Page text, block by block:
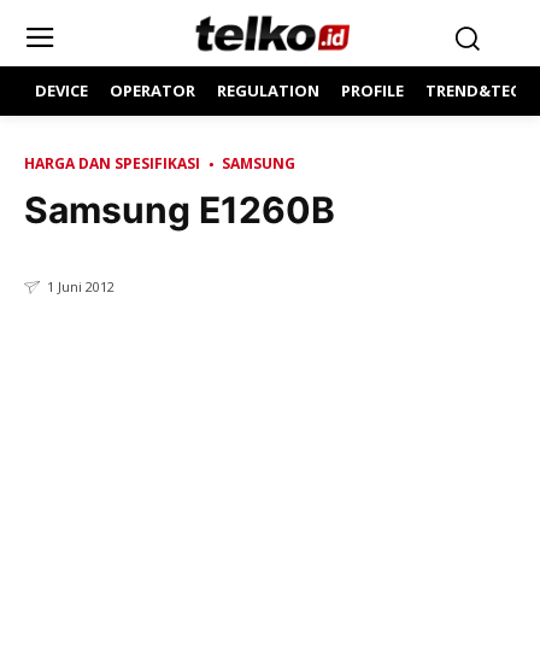
DEVICE OPERATOR REGULATION PROFILE
HARGA DAN SPESIFIKASI SAMSUNG
Samsung E1260B
1 Juni 2012